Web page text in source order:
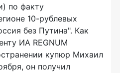
по факту
10-рублевых
без Путина". Как
ИА REGNUM
купюр Михаил
он получил